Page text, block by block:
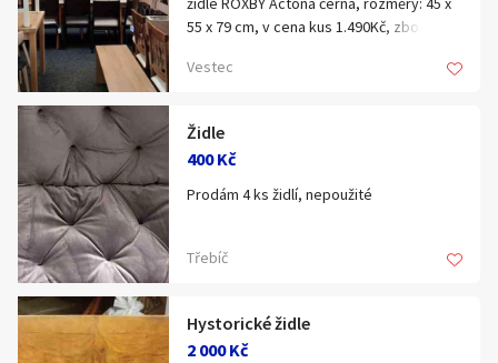
55 x 79 cm, v cena kus 1.490Kč, zboží je
do 110kg, SKLADEM více kusů, další
Vestec
Židle
400 Kč
Prodám 4 ks židlí, nepoužité
Třebíč
Hystorické židle
2 000 Kč